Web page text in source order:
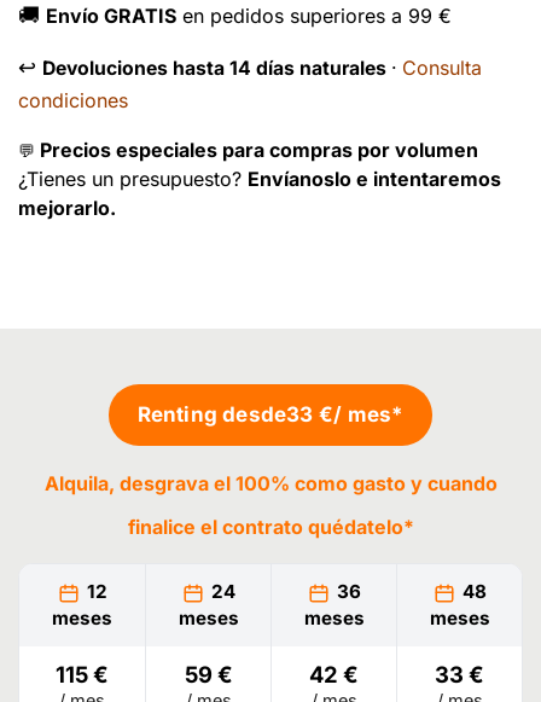
🚚 Envío GRATIS en pedidos superiores a 99 €
↩️ Devoluciones hasta 14 días naturales · Consulta
condiciones
💬 Precios especiales para compras por volumen
¿Tienes un presupuesto? Envíanoslo e intentaremos
mejorarlo.
Renting desde33 €/ mes*
Alquila, desgrava el 100% como gasto y cuando
finalice el contrato quédatelo*
12
meses
24
meses
36
meses
48
meses
115 € 59 € 42 € 33 €